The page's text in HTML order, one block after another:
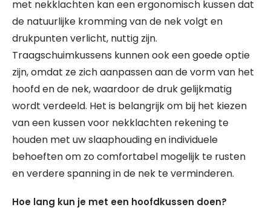
met nekklachten kan een ergonomisch kussen dat
de natuurlijke kromming van de nek volgt en
drukpunten verlicht, nuttig zijn.
Traagschuimkussens kunnen ook een goede optie
zijn, omdat ze zich aanpassen aan de vorm van het
hoofd en de nek, waardoor de druk gelijkmatig
wordt verdeeld. Het is belangrijk om bij het kiezen
van een kussen voor nekklachten rekening te
houden met uw slaaphouding en individuele
behoeften om zo comfortabel mogelijk te rusten
en verdere spanning in de nek te verminderen.
Hoe lang kun je met een hoofdkussen doen?